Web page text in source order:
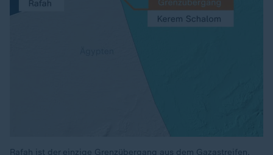
Rafah ist der einzige Grenzübergang aus dem Gazastreifen,